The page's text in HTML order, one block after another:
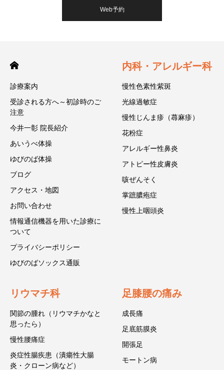
Web予約
診療案内
受診される方へ～初診時のご
注意
今井一彰 院長紹介
あいうべ体操
ゆびのば体操
ブログ
アクセス・地図
お問い合わせ
情報通信機器を用いた診療に
ついて
プライバシーポリシー
ゆびのばソックス通販
内科・アレルギー科
慢性色素性紫斑
光線過敏症
慢性じんま疹（蕁麻疹）
花粉症
アレルギー性鼻炎
アトピー性皮膚炎
咳ぜんそく
掌蹠膿疱症
慢性上咽頭炎
リウマチ科
関節の腫れ（リウマチかなと
思ったら）
慢性腰痛症
炎症性腸疾患（潰瘍性大腸
炎・クローン病など）
足膝腰の痛み
成長痛
足底筋膜炎
開張足
モートン病